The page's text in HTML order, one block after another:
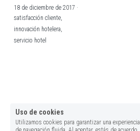
18 de diciembre de 2017 ·
satisfacción cliente,
innovación hotelera,
servicio hotel
Uso de cookies
Utilizamos cookies para garantizar una experiencia